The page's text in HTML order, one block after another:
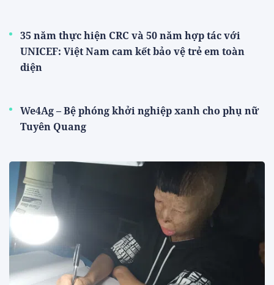
35 năm thực hiện CRC và 50 năm hợp tác với
UNICEF: Việt Nam cam kết bảo vệ trẻ em toàn
diện
We4Ag – Bệ phóng khởi nghiệp xanh cho phụ nữ
Tuyên Quang